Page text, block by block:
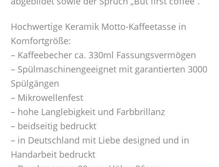
Hochwertige Keramik Motto-Kaffeetasse in
Komfortgröße:
– Kaffeebecher ca. 330ml Fassungsvermögen
– Spülmaschinengeeignet mit garantierten 3000
Spülgängen
– Mikrowellenfest
– hohe Langlebigkeit und Farbbrillanz
– beidseitig bedruckt
– in Deutschland mit Liebe designed und in
Handarbeit bedruckt